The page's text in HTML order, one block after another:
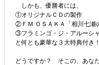
しかも、優勝者には、
①オリジナルＣＤの製作
②ＦＭ ＯＳＡＫＡ「相川七瀬
③フラミンゴ・ジ・アルーシ
と何とも豪華な３大特典付き
どうですか？ そこの、あな